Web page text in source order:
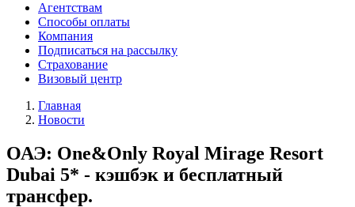
Агентствам
Способы оплаты
Компания
Подписаться на рассылку
Страхование
Визовый центр
Главная
Новости
ОАЭ: One&Only Royal Mirage Resort
Dubai 5* - кэшбэк и бесплатный
трансфер.